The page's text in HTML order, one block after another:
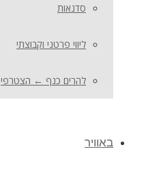
סדנאות
ליווי פרטני וקבוצתי
להרים כנף ← הצטרפי
באוויר